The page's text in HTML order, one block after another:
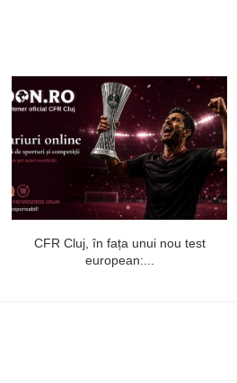
CFR Cluj, în fața unui nou test
european:...